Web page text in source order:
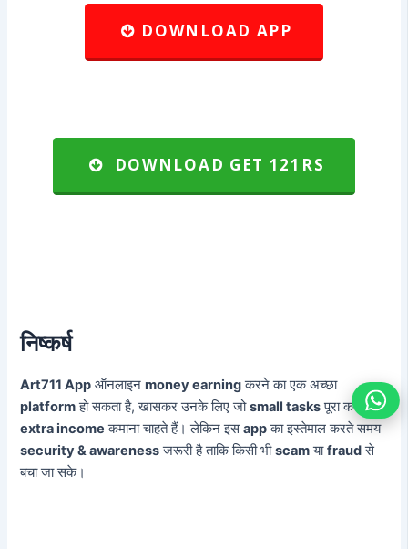
DOWNLOAD APP
DOWNLOAD GET 121RS
निष्कर्ष
Art711 App ऑनलाइनmoney earningकरने का एक अच्छा
platformहो सकता है, खासकर उनके लिए जोsmall tasksपूरा करके
extra income कमाना चाहते हैं। लेकिन इसappका इस्तेमाल करते समय
security & awarenessजरूरी है ताकि किसी भीscamयाfraudसे
बचा जा सके।